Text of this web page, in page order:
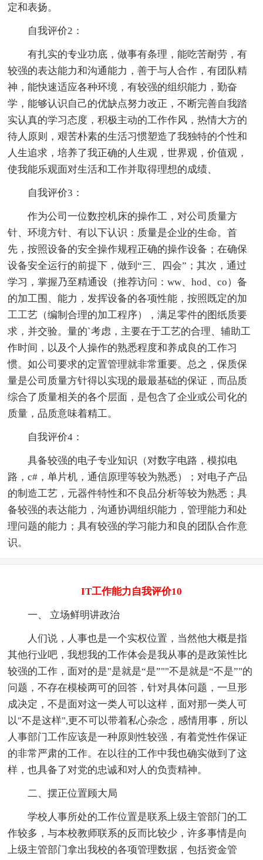
定和表扬。
自我评价2：
有扎实的专业功底，做事有条理，能吃苦耐劳，有
较强的表达能力和沟通能力，善于与人合作，有团队精
神，能快速适应各种环境，有较强的组织能力，勤奋
学，能够认识自己的优缺点努力改正，不断完善自我踏
实认真的学习态度，积极主动的工作作风，热情大方的
待人原则，艰苦朴素的生活习惯塑造了我独特的个性和
人生追求，培养了我正确的人生观，世界观，价值观，
使我能乐观面对生活和工作并取得理想的成绩、
自我评价3：
作为公司一位数控机床的操作工，对公司质量方
针、环境方针、有以下认识：质量是企业的生命。首
先，按照设备的安全操作规程正确的操作设备；在确保
设备安全运行的前提下，做到“三、四会”；其次，通过
学习，掌握乃至精通设（推荐访问：ww、hod、co）备
的加工围、能力，发挥设备的各项性能，按照既定的加
工工艺（编制合理的加工程序），满足零件的图纸质要
求，并交验。量的`考虑，主要在于工艺的合理、辅助工
作时间，以及个人操作的熟悉程度和养成良的工作习
惯。如公司要求的定置管理就非常重要。总之，保质保
量是公司质量方针得以实现的最最基础的保证，而品质
综合了质量相关的各个层面，是包含了企业或公司化的
质量，品质意味着精工。
自我评价4：
具备较强的电子专业知识（对数字电路，模拟电
路，c#，单片机，通信原理等较为熟悉）；对电子产品
的制造工艺，元器件特性和不良品分析等较为熟悉；具
备较强的表达能力，沟通协调组织能力，管理能力和处
理问题的能力；具有较强的学习能力和良的团队合作意
识。
IT工作能力自我评价10
一、 立场鲜明讲政治
人们说，人事也是一个实权位置，当然他大概是指
其他行业吧，我想我的工作体会是我从事的是政策性比
较强的工作，面对的是"是就是“是”""不是就是“不是”"的
问题，不存在模棱两可的回答，针对具体问题，一旦形
成决定，不是面对这一类人可以这样，面对那一类人可
以"不是这样",更不可以带着私心杂念，感情用事，所以
人事部门工作应该是一种原则性较强，有着党性作保证
的非常严肃的工作。在以往的工作中我也确实做到了这
样，也具备了对党的忠诚和对人的负责精神。
二、摆正位置顾大局
学校人事所处的工作位置是联系上级主管部门的工
作较多，与本校教师联系的反而比较少，许多事情是向
上级主管部门拿出我校的各项管理数据，包括资金管